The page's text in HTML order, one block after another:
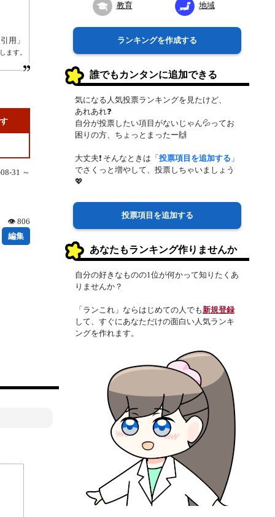
用」
ます。
31 ～
👁 806
編集
教育 地域
ランキングを作成する
誰でもカンタンに追加できる
気になる人気投票ランキングを見たけど、
あれあれ❓
自分が投票したい項目がないじゃん💦ってお
困りの方、ちょっとまったー🙌
大丈夫❗ そんなときは「投票項目を追加する 」
でさくっと増やして、投票しちゃいましょう
💖
投票項目を追加する
あなたもランキング作りませんか
自分の好きなものの1位が何かって知りたくあ
りませんか？
「ランこれ」ならはじめての人でも新規登録
して、すぐにあなただけの面白い人気ランキ
ングを作れます。